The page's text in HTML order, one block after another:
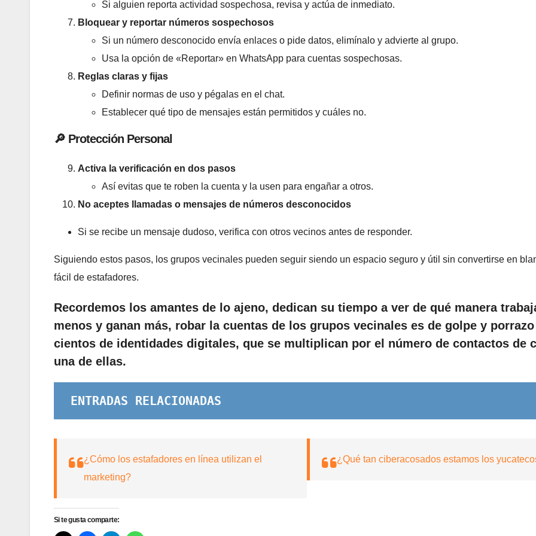
Si alguien reporta actividad sospechosa, revisa y actúa de inmediato.
Bloquear y reportar números sospechosos
Si un número desconocido envía enlaces o pide datos, elimínalo y advierte al grupo.
Usa la opción de «Reportar» en WhatsApp para cuentas sospechosas.
Reglas claras y fijas
Definir normas de uso y pégalas en el chat.
Establecer qué tipo de mensajes están permitidos y cuáles no.
🔎 Protección Personal
Activa la verificación en dos pasos
Así evitas que te roben la cuenta y la usen para engañar a otros.
No aceptes llamadas o mensajes de números desconocidos
Si se recibe un mensaje dudoso, verifica con otros vecinos antes de responder.
Siguiendo estos pasos, los grupos vecinales pueden seguir siendo un espacio seguro y útil sin convertirse en
fácil de estafadores.
Recordemos los amantes de lo ajeno, dedican su tiempo a ver de qué manera
menos y ganan más, robar la cuentas de los grupos vecinales es de golpe y porrazo
cientos de identidades digitales, que se multiplican por el número de contactos de
una de ellas.
ENTRADAS RELACIONADAS
¿Cómo los estafadores en línea utilizan el
marketing?
¿Qué tan ciberacosados estamos los
Si te gusta comparte: